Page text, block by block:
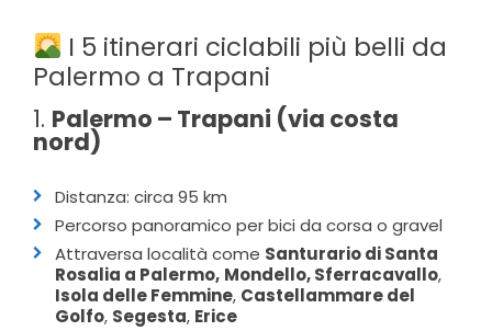
I 5 itinerari ciclabili più belli da
Palermo a Trapani
1. Palermo – Trapani (via costa
nord)
Distanza: circa 95 km
Percorso panoramico per bici da corsa o gravel
Attraversa località come Santurario di Santa
Rosalia a Palermo, Mondello, Sferracavallo,
Isola delle Femmine, Castellammare del
Golfo, Segesta, Erice